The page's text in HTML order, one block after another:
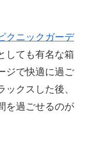
クニックガーデ
しても有名な箱
ジで快適に過ご
クスした後、
を過ごせるのが